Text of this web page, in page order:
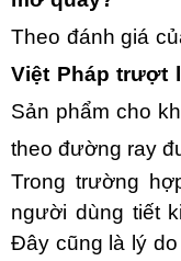
Theo đánh giá
Việt Pháp trượt
Sản phẩm cho
theo đường ray
Trong trường
người dùng tiết
Đây cũng là lý